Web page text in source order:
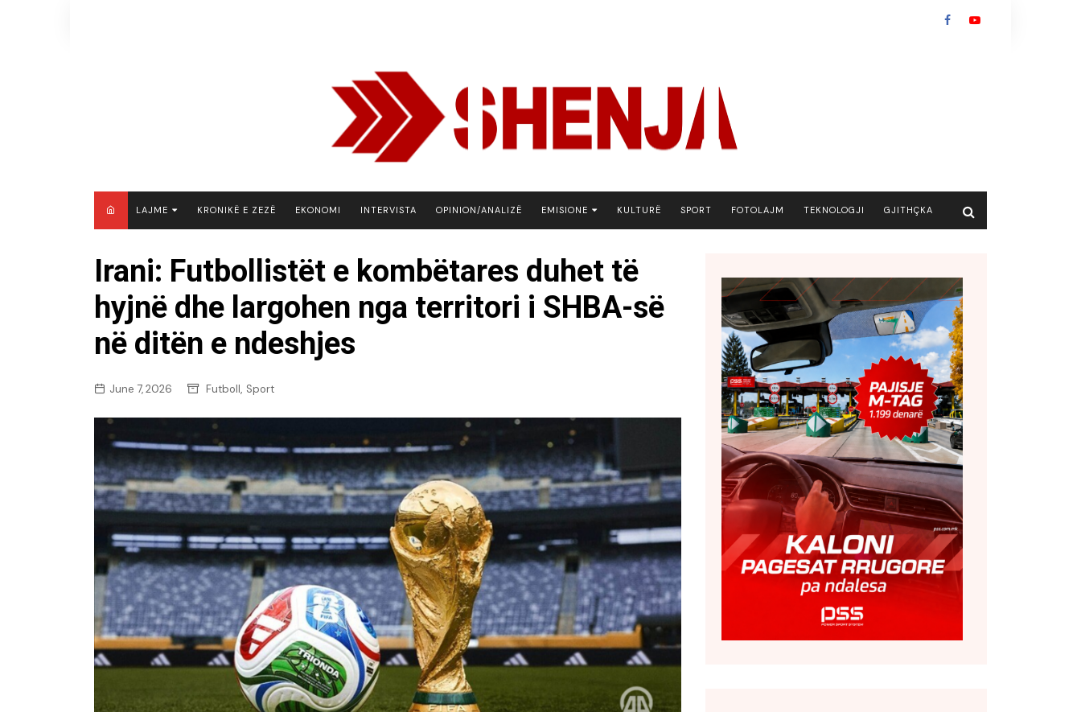
LAJME
KOSOVË
SHQIPËRI
BOTË
KRONIKË E ZEZË EKONOMI INTERVISTA OPINION/ANALIZË EMISIONE
BOTA NE FOKUS
EKONOMIKS
INTERVISTA EMISION
KONAKU
KU E KISHIM FJALEN
LIGJERATE FETARE
PARADITE ME NE
PIKËPAMJE
RECETA E DITES
RELAKS
RETRO JAVORE
KULTURË SPORT FOTOLAJM TEKNOLOGJI GJITHÇKA
Irani: Futbollistët e kombëtares duhet të
hyjnë dhe largohen nga territori i SHBA-së
në ditën e ndeshjes
June 7, 2026 Futboll, Sport